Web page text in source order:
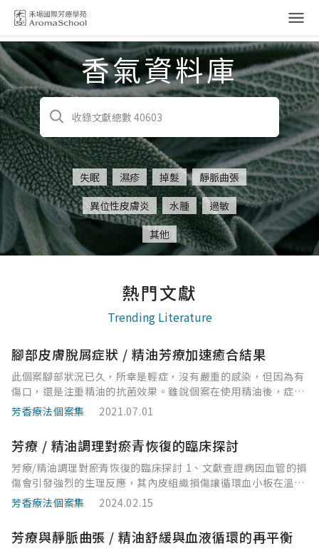
跳到主要內容
香氣資料庫
失眠 濕疹 掉髮
靜脈曲張
異位性皮膚炎
水腫
過敏
其他
熱門文獻
Trending Literature
腳部皮膚脫屑症狀 / 精油芳療加速癒合結果
此個案腳部狀況已久，所幸是輕症，沒有嚴重的感染，但因為有
傷口，還是注重精油的抗菌效果。雖說個案在使用精油後，症狀
反覆，並沒有太大的改善，又加上個案上斑需長時間行走，所以
腳趾摩擦後常有水泡情形，腳皮破皮情況更為嚴重，故此個案的
精油我大多選擇修
芳香療法個案集 2021.07.01
芳療 / 精油調理對瘀青恢復的臨床探討
芳療/精油調理對瘀青恢復的臨床探討 1、文獻查證病因血管的損
傷會引發強烈的生理反應，其內皮組織損傷讓循環血小板在溫韋
伯氏因子的幫助下活化和粘附，導致在受傷部位迅速形成血小板
栓子，隨後在凝血因子的作用下，凝血反應會被啟動活化使得纖
維蛋白沉積穩
芳香療法個案集 2024.02.15
芳療與靜脈曲張 / 精油舒緩與血液循環的再平衡